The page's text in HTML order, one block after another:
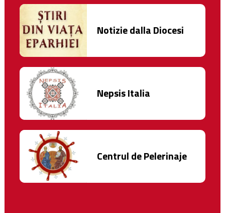
Notizie dalla Diocesi
Nepsis Italia
Centrul de Pelerinaje